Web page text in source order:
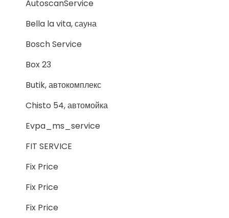
AutoscanService
Bella la vita, сауна
Bosch Service
Box 23
Butik, автокомплекс
Chisto 54, автомойка
Evpa_ms_service
FIT SERVICE
Fix Price
Fix Price
Fix Price